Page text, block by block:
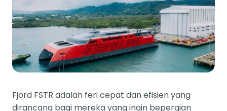
Fjord FSTR adalah feri cepat dan efisien yang
dirancang bagi mereka yang ingin bepergian